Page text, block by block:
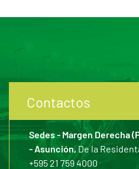
Contactos
Sedes - Margen Derecha
- Asunción,De la
+595 21 759 4000